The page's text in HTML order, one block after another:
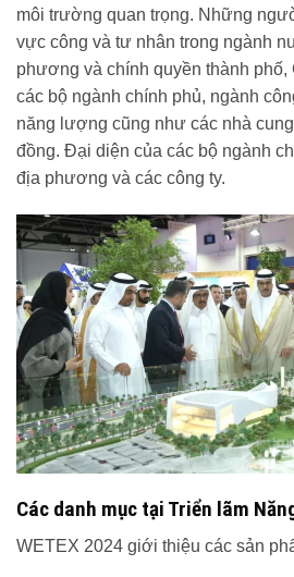
môi trường quan trọng. Những
vực công và tư nhân trong ngành
phương và chính quyền thành phố,
các bộ ngành chính phủ, ngành
năng lượng cũng như các nhà
đồng. Đại diện của các bộ ngành
địa phương và các công ty.
Các danh mục tại Triển lãm
WETEX 2024 giới thiệu các sản